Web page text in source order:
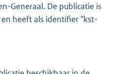
r
o
:
Generaal. De publicatie is
heeft als identifier "kst-